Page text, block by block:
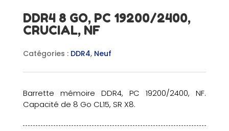
DDR4 8 GO, PC 19200/2400,
CRUCIAL, NF
Catégories : DDR4, Neuf
Barrette mémoire DDR4, PC 19200/2400, NF.
Capacité de 8 Go CL15, SR X8.